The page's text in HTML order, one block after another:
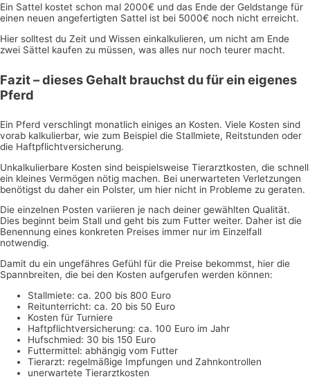
Ein Sattel kostet schon mal 2000€ und das Ende der Geldstange für
einen neuen angefertigten Sattel ist bei 5000€ noch nicht erreicht.
Hier solltest du Zeit und Wissen einkalkulieren, um nicht am Ende
zwei Sättel kaufen zu müssen, was alles nur noch teurer macht.
Fazit – dieses Gehalt brauchst du für ein eigenes
Pferd
Ein Pferd verschlingt monatlich einiges an Kosten. Viele Kosten sind
vorab kalkulierbar, wie zum Beispiel die Stallmiete, Reitstunden oder
die Haftpflichtversicherung.
Unkalkulierbare Kosten sind beispielsweise Tierarztkosten, die schnell
ein kleines Vermögen nötig machen. Bei unerwarteten Verletzungen
benötigst du daher ein Polster, um hier nicht in Probleme zu geraten.
Die einzelnen Posten variieren je nach deiner gewählten Qualität.
Dies beginnt beim Stall und geht bis zum Futter weiter. Daher ist die
Benennung eines konkreten Preises immer nur im Einzelfall
notwendig.
Damit du ein ungefähres Gefühl für die Preise bekommst, hier die
Spannbreiten, die bei den Kosten aufgerufen werden können:
Stallmiete: ca. 200 bis 800 Euro
Reitunterricht: ca. 20 bis 50 Euro
Kosten für Turniere
Haftpflichtversicherung: ca. 100 Euro im Jahr
Hufschmied: 30 bis 150 Euro
Futtermittel: abhängig vom Futter
Tierarzt: regelmäßige Impfungen und Zahnkontrollen
unerwartete Tierarztkosten